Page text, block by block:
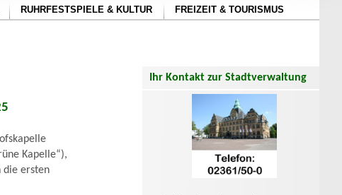
RUHRFESTSPIELE & KULTUR FREIZEIT & TOURISMUS
Kapelle“),
die ersten
Ihr Kontakt zur Stadtverwaltung